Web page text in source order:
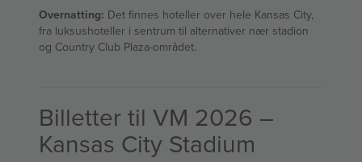
Overnatting: Det finnes hoteller over hele Kansas City,
fra luksushoteller i sentrum til alternativer nær stadion
og Country Club Plaza-området.
Billetter til VM 2026 –
Kansas City Stadium